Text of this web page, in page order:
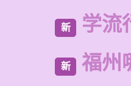
新 学流
新 福州